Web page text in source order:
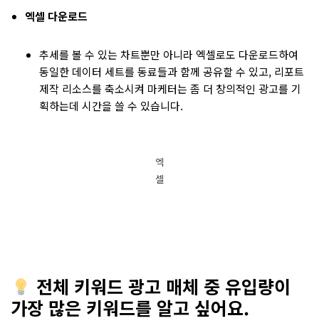
엑셀 다운로드
추세를 볼 수 있는 차트뿐만 아니라 엑셀로도 다운로드하여
동일한 데이터 세트를 동료들과 함께 공유할 수 있고, 리포트
제작 리소스를 축소시켜 마케터는 좀 더 창의적인 광고를 기
획하는데 시간을 쓸 수 있습니다.
엑
셀
전체 키워드 광고 매체 중 유입량이
가장 많은 키워드를 알고 싶어요.